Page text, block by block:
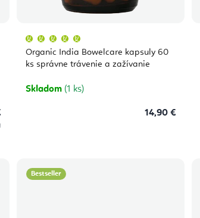
Organic India Bowelcare kapsuly 60
ks správne trávenie a zažívanie
produktu
je
5,0
hviezdičiek.
Skladom (1 ks)
14,90 €
Bestseller